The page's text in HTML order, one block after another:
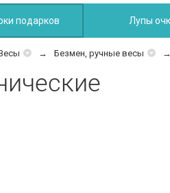
подарков Лупы
Безмен, ручные весы